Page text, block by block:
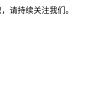
请持续关注我们。